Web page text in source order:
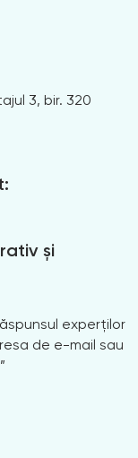
3, bir. 320
și
experților
de e-mail sau